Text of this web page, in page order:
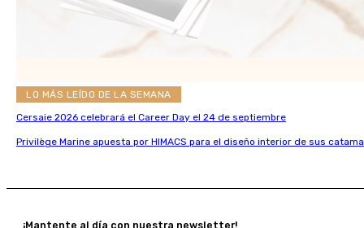
LO MÁS LEÍDO DE LA SEMANA
Cersaie 2026 celebrará el Career Day el 24 de septiembre
Privilège Marine apuesta por HIMACS para el diseño interior de sus
¡Mantente al día con nuestra newsletter!